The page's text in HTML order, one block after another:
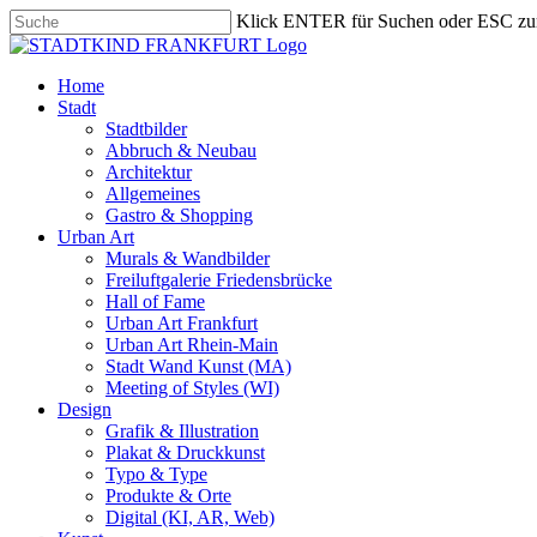
Skip
to
content
Klick ENTER für Suchen oder ESC
Close
search
Menu
Home
Stadt
Stadtbilder
Abbruch & Neubau
Architektur
Allgemeines
Gastro & Shopping
Urban Art
Murals & Wandbilder
Freiluftgalerie Friedensbrücke
Hall of Fame
Urban Art Frankfurt
Urban Art Rhein-Main
Stadt Wand Kunst (MA)
Meeting of Styles (WI)
Design
Grafik & Illustration
Plakat & Druckkunst
Typo & Type
Produkte & Orte
Digital (KI, AR, Web)